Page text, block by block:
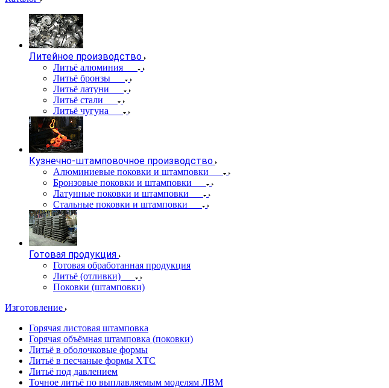
Литейное производство
Литьё алюминия
Литьё бронзы
Литьё латуни
Литьё стали
Литьё чугуна
Кузнечно-штамповочное производство
Алюминиевые поковки и штамповки
Бронзовые поковки и штамповки
Латунные поковки и штамповки
Стальные поковки и штамповки
Готовая продукция
Готовая обработанная продукция
Литьё (отливки)
Поковки (штамповки)
Изготовление
Горячая листовая штамповка
Горячая объёмная штамповка (поковки)
Литьё в оболочковые формы
Литьё в песчаные формы ХТС
Литьё под давлением
Точное литьё по выплавляемым моделям ЛВМ